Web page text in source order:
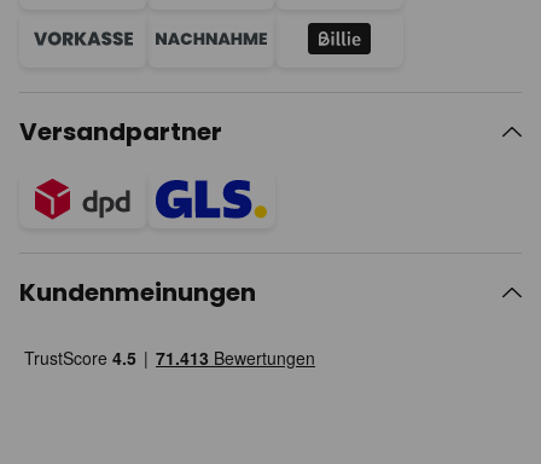
Versandpartner
Kundenmeinungen